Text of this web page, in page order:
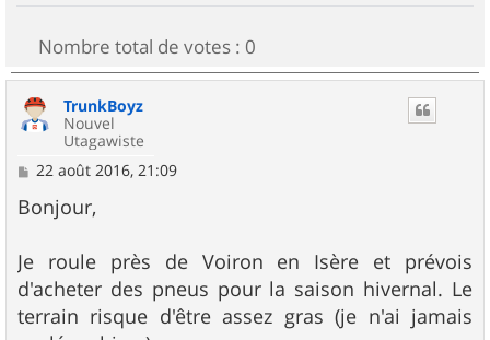
Nombre total de votes : 0
TrunkBoyz
Nouvel
Utagawiste
M
s
s
g
e
22 août 2016, 21:09
Bonjour,
Je roule près de Voiron en Isère et prévois
d'acheter des pneus pour la saison hivernal. Le
terrain risque d'être assez gras (je n'ai jamais